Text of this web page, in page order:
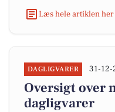
Læs hele artiklen her
DAGLIGVARER 31-12-
Oversigt over
dagligvarer